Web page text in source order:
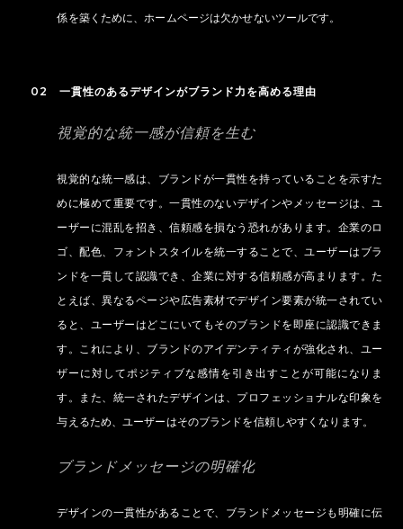
係を築くために、ホームページは欠かせないツールです。
02 一貫性のあるデザインがブランド力を高める理由
視覚的な統一感が信頼を生む
視覚的な統一感は、ブランドが一貫性を持っていることを示すた
めに極めて重要です。一貫性のないデザインやメッセージは、ユ
ーザーに混乱を招き、信頼感を損なう恐れがあります。企業のロ
ゴ、配色、フォントスタイルを統一することで、ユーザーはブラ
ンドを一貫して認識でき、企業に対する信頼感が高まります。た
とえば、異なるページや広告素材でデザイン要素が統一されてい
ると、ユーザーはどこにいてもそのブランドを即座に認識できま
す。これにより、ブランドのアイデンティティが強化され、ユー
ザーに対してポジティブな感情を引き出すことが可能になりま
す。また、統一されたデザインは、プロフェッショナルな印象を
与えるため、ユーザーはそのブランドを信頼しやすくなります。
ブランドメッセージの明確化
デザインの一貫性があることで、ブランドメッセージも明確に伝